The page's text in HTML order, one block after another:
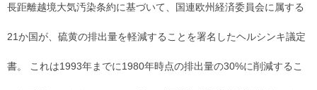
長距離越境大気汚染条約に基づいて、国連欧州経済委員会に属する
21か国が、硫黄の排出量を軽減することを署名したヘルシンキ議定
書。 これは1993年までに1980年時点の排出量の30%に削減するこ